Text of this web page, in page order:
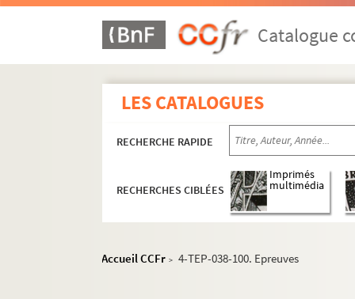
Catalogue
LES CATALOGUES
RECHERCHE RAPIDE
RECHERCHES CIBLÉES
Imprimés
multimédia
Accueil CCFr > 4-TEP-038-100. Epreuves
Photographies de scène